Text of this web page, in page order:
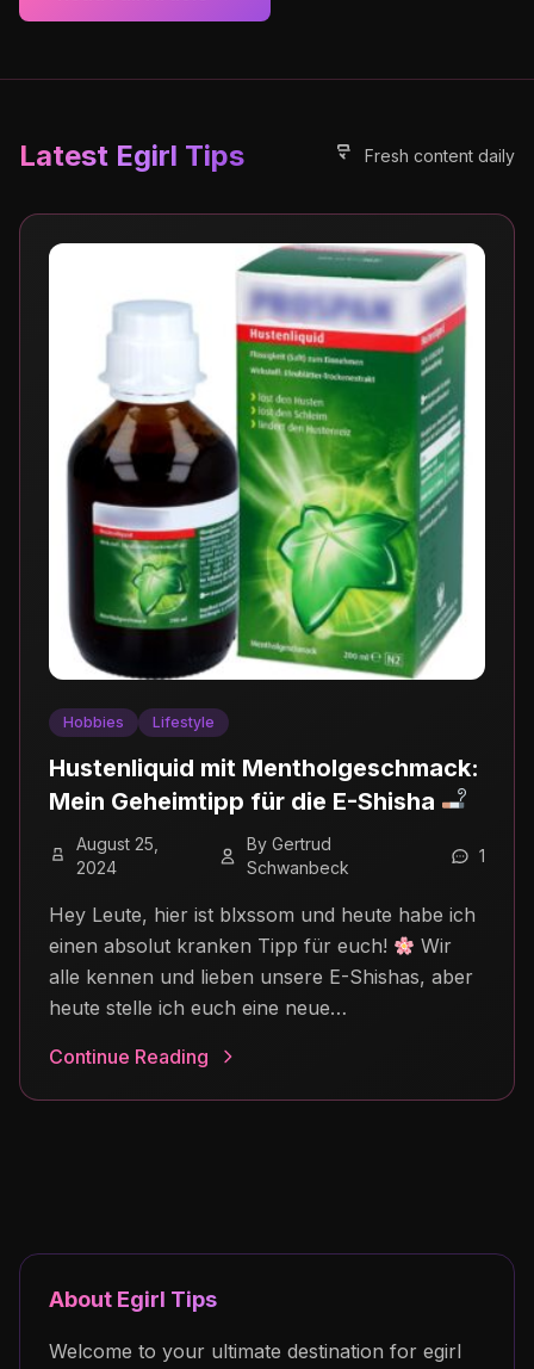
Latest Egirl Tips Fresh content daily
Hobbies Lifestyle
Hustenliquid mit Mentholgeschmack:
Mein Geheimtipp für die E-Shisha
August 25,
2024
By Gertrud
Schwanbeck
1
Hey Leute, hier ist blxssom und heute habe ich
einen absolut kranken Tipp für euch!
Wir
alle kennen und lieben unsere E-Shishas, aber
heute stelle ich euch eine neue…
Continue Reading
About Egirl Tips
Welcome to your ultimate destination for egirl